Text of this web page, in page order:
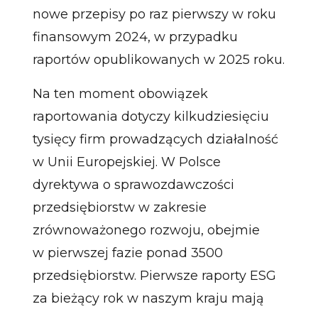
nowe przepisy po raz pierwszy w roku
finansowym 2024, w przypadku
raportów opublikowanych w 2025 roku.
Na ten moment obowiązek
raportowania dotyczy kilkudziesięciu
tysięcy firm prowadzących działalność
w Unii Europejskiej. W Polsce
dyrektywa o sprawozdawczości
przedsiębiorstw w zakresie
zrównoważonego rozwoju, obejmie
w pierwszej fazie ponad 3500
przedsiębiorstw. Pierwsze raporty ESG
za bieżący rok w naszym kraju mają